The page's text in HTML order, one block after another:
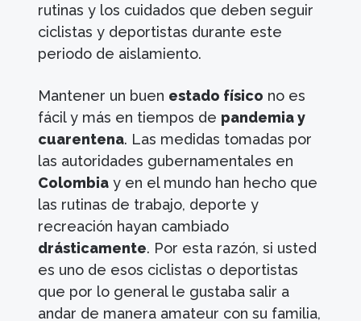
rutinas y los cuidados que deben seguir
ciclistas y deportistas durante este
periodo de aislamiento.
Mantener un buen estado físico no es
fácil y más en tiempos de pandemia y
cuarentena. Las medidas tomadas por
las autoridades gubernamentales en
Colombia y en el mundo han hecho que
las rutinas de trabajo, deporte y
recreación hayan cambiado
drásticamente. Por esta razón, si usted
es uno de esos ciclistas o deportistas
que por lo general le gustaba salir a
andar de manera amateur con su familia,